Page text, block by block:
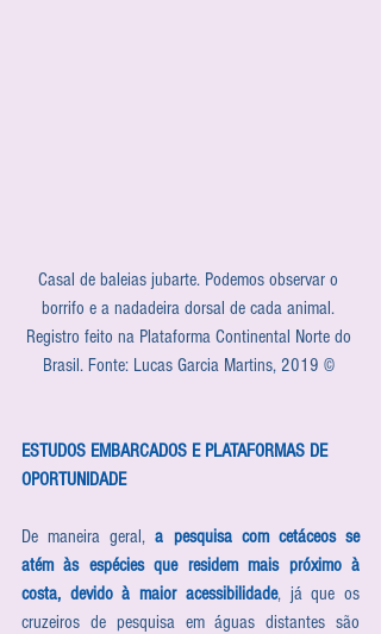
Casal de baleias jubarte. Podemos observar o
borrifo e a nadadeira dorsal de cada animal.
Registro feito na Plataforma Continental Norte do
Brasil. Fonte: Lucas Garcia Martins, 2019 ©
ESTUDOS EMBARCADOS E PLATAFORMAS DE
OPORTUNIDADE
De maneira geral, a pesquisa com cetáceos se
atém às espécies que residem mais próximo à
costa, devido à maior acessibilidade, já que os
cruzeiros de pesquisa em águas distantes são